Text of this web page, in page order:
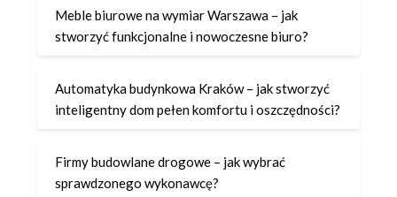
Meble biurowe na wymiar Warszawa – jak
stworzyć funkcjonalne i nowoczesne biuro?
Automatyka budynkowa Kraków – jak stworzyć
inteligentny dom pełen komfortu i oszczędności?
Firmy budowlane drogowe – jak wybrać
sprawdzonego wykonawcę?